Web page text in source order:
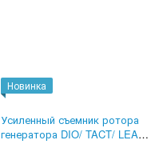
Новинка
Усиленный съемник ротора
генератора DIO/ TACT/ LEAD/